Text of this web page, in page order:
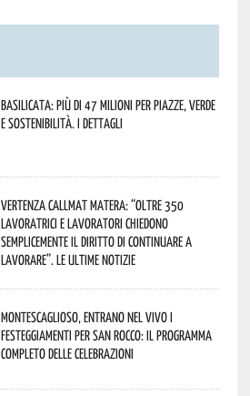
Basilicata: più di 47 milioni per piazze, verde
e sostenibilità. I dettagli
Vertenza CallMat Matera: “Oltre 350
lavoratrici e lavoratori chiedono
semplicemente il diritto di continuare a
lavorare”. Le ultime notizie
Montescaglioso, entrano nel vivo i
festeggiamenti per San Rocco: il programma
completo delle celebrazioni